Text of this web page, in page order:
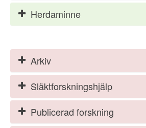
Herdaminne
Arkiv
Släktforskningshjälp
Publicerad forskning